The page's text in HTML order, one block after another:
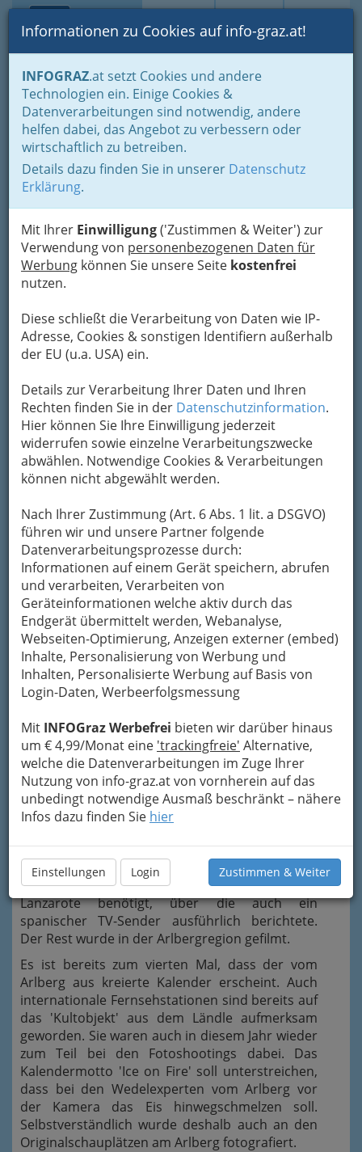
Suche Login Toggle
Informationen zu Cookies auf info-graz.at!
INFOGRAZ.at setzt Cookies und andere
Technologien ein. Einige Cookies &
Datenverarbeitungen sind notwendig, andere
helfen dabei, das Angebot zu verbessern oder
wirtschaftlich zu betreiben.
Details dazu finden Sie in unserer Datenschutz
Erklärung.
Mit Ihrer Einwilligung('Zustimmen & Weiter') zur
Verwendung von personenbezogenen Daten für
Werbung können Sie unsere Seite kostenfrei
nutzen.
Diese schließt die Verarbeitung von Daten wie IP-
Adresse, Cookies & sonstigen Identifiern außerhalb
der EU (u.a. USA) ein.
Details zur Verarbeitung Ihrer Daten und Ihren
Rechten finden Sie in der Datenschutzinformation.
Hier können Sie Ihre Einwilligung jederzeit
widerrufen sowie einzelne Verarbeitungszwecke
abwählen. Notwendige Cookies & Verarbeitungen
können nicht abgewählt werden.
Nach Ihrer Zustimmung (Art. 6 Abs. 1 lit. a DSGVO)
führen wir und unsere Partner folgende
Datenverarbeitungsprozesse durch:
Informationen auf einem Gerät speichern, abrufen
und verarbeiten, Verarbeiten von
Geräteinformationen welche aktiv durch das
Endgerät übermittelt werden, Webanalyse,
Webseiten-Optimierung, Anzeigen externer (embed)
Inhalte, Personalisierung von Werbung und
Inhalten, Personalisierte Werbung auf Basis von
Login-Daten, Werbeerfolgsmessung
Mit INFOGraz Werbefrei bieten wir darüber hinaus
um € 4,99/Monat eine 'trackingfreie' Alternative,
welche die Datenverarbeitungen im Zuge Ihrer
Nutzung von info-graz.at von vornherein auf das
unbedingt notwendige Ausmaß beschränkt – nähere
Infos dazu finden Sie hier
Einstellungen Login Zustimmen & Weiter
Home Branchen
Tourismus - Reisen - Ausflüge
Ausflüge nahe Graz - Sehenswürdigkeiten, Sport, Erlebnis
Steiermark
Ski u. Wintersport
Skisport u. Wintersport in
der Steiermark
Schilehrerinnen nackt im Schnee?
Die lehrreichen Skihaserln 2007 haben wir Ihnen
schon voriges Jahr gezeigt. Der Skilehrerinnen-
Kalender 2008 bietet jedoch Neues - und ist
schmelzen: Die Arlberger Kalendermacher
jetteten mit Skilehrerinnen und Skilehrer nach
Lanzarote zum heiβen Fotoshooting!
Es klingt ein wenig skurril, dass ausgerechnet die
kälteerprobten Skilehrer und Skilehrerinnen an
die Hitze bereits gewöhnt sind. Denn die beiden
Vorarlberger Kalendermacher Thomas Ebster
aus Bludenz und der Oberlecher Hotelier
Gerhard Lucian sind für ihr neuestes Projekt
extra auf die Vulkaninsel Lanzarote gejettet.
Mit an Bord, die heiβesten Girls und knackigen
Jungs, denen es mitten im Lavagestein ein
Leichtes war, vor der Linse des britischen
Starfotografen Chris Thomson zu zeigen, dass es
scharfe Kurven nicht nur auf der Skipiste gibt.
Das Ergebnis ist nun in Form des
'SkilehrerInnen-Kalender 2008' erschienen, der
sich laut der Produzenten so erotisch und
stilvoll wie nie zuvor präsentiert.
'Wir haben diesmal
bewusst mit
Timanfaya einen
neuen Schauplatz
gewählt', erklärt
Thomas Ebster. Allein schon der Name
Timanfaya, was auf deutsch in etwa Vulkanfeuer
bedeutet, unterstreicht, dass es diesmal beim
Shooting besonders heiβ her ging. Klar, dass es
da vor der Kamera ordentlich knisterte.
Eine Woche lang wurden für die Aufnahmen in
Lanzarote benötigt, über die auch ein
spanischer TV-Sender ausführlich berichtete.
Der Rest wurde in der Arlbergregion gefilmt.
Es ist bereits zum vierten Mal, dass der vom
Arlberg aus kreierte Kalender erscheint. Auch
internationale Fernsehstationen sind bereits auf
das 'Kultobjekt' aus dem Ländle aufmerksam
geworden. Sie waren auch in diesem Jahr wieder
zum Teil bei den Fotoshootings dabei. Das
Kalendermotto 'Ice on Fire' soll unterstreichen,
dass bei den Wedelexperten vom Arlberg vor
der Kamera das Eis hinwegschmelzen soll.
Selbstverständlich wurde deshalb auch an den
Originalschauplätzen am Arlberg fotografiert.